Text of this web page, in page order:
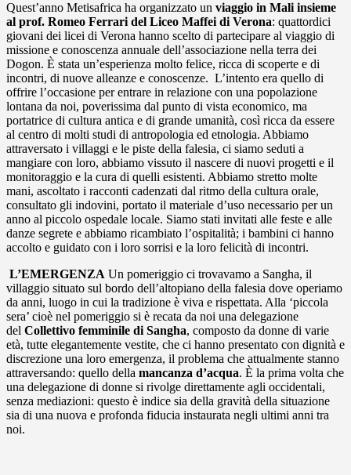
Quest’anno Metisafrica ha organizzato un viaggio in Mali insieme
al prof. Romeo Ferrari del Liceo Maffei di Verona: quattordici
giovani dei licei di Verona hanno scelto di partecipare al viaggio di
missione e conoscenza annuale dell’associazione nella terra dei
Dogon. È stata un’esperienza molto felice, ricca di scoperte e di
incontri, di nuove alleanze e conoscenze. L’intento era quello di
offrire l’occasione per entrare in relazione con una popolazione
lontana da noi, poverissima dal punto di vista economico, ma
portatrice di cultura antica e di grande umanità, così ricca da essere
al centro di molti studi di antropologia ed etnologia. Abbiamo
attraversato i villaggi e le piste della falesia, ci siamo seduti a
mangiare con loro, abbiamo vissuto il nascere di nuovi progetti e il
monitoraggio e la cura di quelli esistenti. Abbiamo stretto molte
mani, ascoltato i racconti cadenzati dal ritmo della cultura orale,
consultato gli indovini, portato il materiale d’uso necessario per un
anno al piccolo ospedale locale. Siamo stati invitati alle feste e alle
danze segrete e abbiamo ricambiato l’ospitalità; i bambini ci hanno
accolto e guidato con i loro sorrisi e la loro felicità di incontri.
L’EMERGENZA Un pomeriggio ci trovavamo a Sangha, il
villaggio situato sul bordo dell’altopiano della falesia dove operiamo
da anni, luogo in cui la tradizione è viva e rispettata. Alla ‘piccola
sera’ cioè nel pomeriggio si è recata da noi una delegazione
del Collettivo femminile di Sangha, composto da donne di varie
età, tutte elegantemente vestite, che ci hanno presentato con dignità e
discrezione una loro emergenza, il problema che attualmente stanno
attraversando: quello della mancanza d’acqua. È la prima volta che
una delegazione di donne si rivolge direttamente agli occidentali,
senza mediazioni: questo è indice sia della gravità della situazione
sia di una nuova e profonda fiducia instaurata negli ultimi anni tra
noi.